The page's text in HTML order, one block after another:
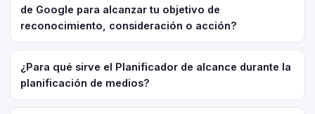
de Google para alcanzar tu objetivo de
reconocimiento, consideración o acción?
¿Para qué sirve el Planificador de alcance durante la
planificación de medios?